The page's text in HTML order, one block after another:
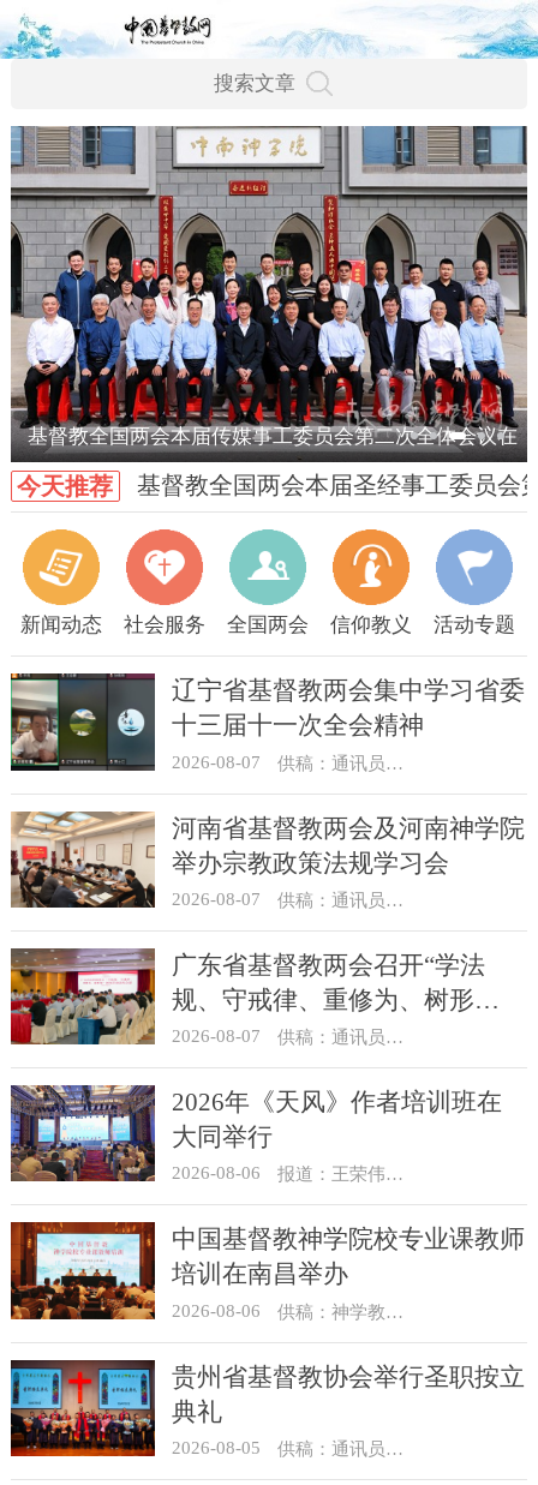
基督教全国两会本届传媒事工委员会第二次全体会议在
武汉召开
今天推荐 基督教全国两会本届圣经事工委员会
新闻动态 社会服务 全国两会 信仰教义 活动专题
辽宁省基督教两会集中学习省委
十三届十一次全会精神
2026-08-07 供稿：通讯员 顾利民
河南省基督教两会及河南神学院
举办宗教政策法规学习会
2026-08-07 供稿：通讯员 靳新元
广东省基督教两会召开“学法
规、守戒律、重修为、树形
象”教育活动总结会议
2026-08-07 供稿：通讯员 汪浩
2026年《天风》作者培训班在
大同举行
2026-08-06 报道：王荣伟 摄影：冯谦
中国基督教神学院校专业课教师
培训在南昌举办
2026-08-06 供稿：神学教育部
贵州省基督教协会举行圣职按立
典礼
2026-08-05 供稿：通讯员 杨菁